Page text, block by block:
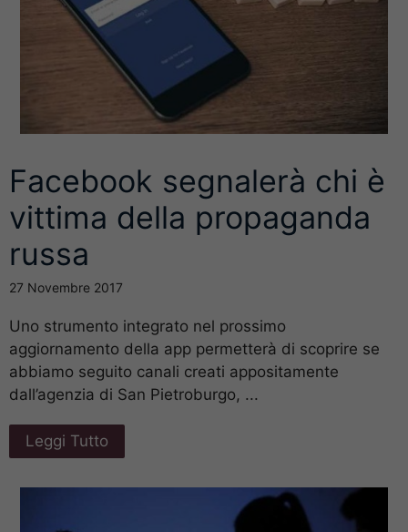
Facebook segnalerà chi è
vittima della propaganda
russa
27 Novembre 2017
Uno strumento integrato nel prossimo
aggiornamento della app permetterà di scoprire se
abbiamo seguito canali creati appositamente
dall’agenzia di San Pietroburgo, ...
Leggi Tutto